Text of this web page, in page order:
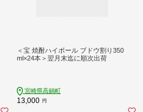
＜宝 焼酎ハイボール ブドウ割り350
ml×24本＞翌月末迄に順次出荷
宮崎県高鍋町
13,000 円